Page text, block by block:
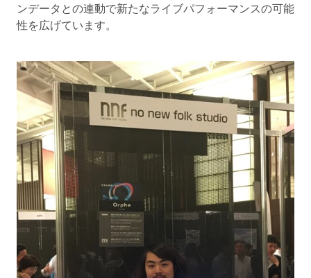
ンデータとの連動で新たなライブパフォーマンスの可能
性を広げています。